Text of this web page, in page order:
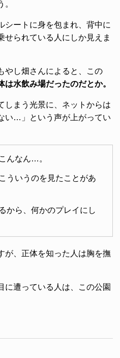
シートに身を包まれ、背中に
せられている人にしか見えま
やし畑さんによると、この
は水飲み場だったのだとか。
しまう光景に、ネットからは
い…」という声が上がってい
んなん…。
ういうのを見たことがあ
から、何かのプレイにし
が、正体を知った人は胸を撫
に遭っている人は、この公園